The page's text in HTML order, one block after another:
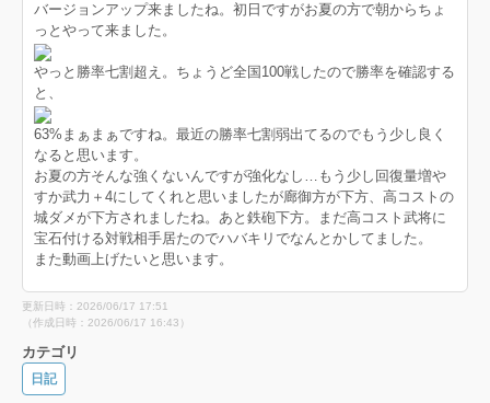
バージョンアップ来ましたね。初日ですがお夏の方で朝からちょ
っとやって来ました。
やっと勝率七割超え。ちょうど全国100戦したので勝率を確認する
と、
63%まぁまぁですね。最近の勝率七割弱出てるのでもう少し良く
なると思います。
お夏の方そんな強くないんですが強化なし…もう少し回復量増や
すか武力＋4にしてくれと思いましたが廊御方が下方、高コストの
城ダメが下方されましたね。あと鉄砲下方。まだ高コスト武将に
宝石付ける対戦相手居たのでハバキリでなんとかしてました。
また動画上げたいと思います。
更新日時：2026/06/17 17:51
（作成日時：2026/06/17 16:43）
カテゴリ
日記